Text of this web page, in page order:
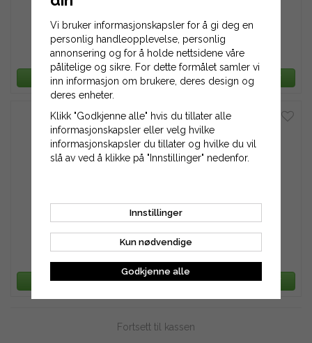
Tannreim 420L-050
324 kr
LEGG TIL HANDLEKURV
408 kr
LEGG TIL HANDLEKURV
486 kr
LEGG TIL HANDLEKURV
647 kr
LEGG TIL HANDLEKURV
Fortsett til kassen
Vi bruker informasjonskapsler for å gi deg en
personlig handleopplevelse, personlig
annonsering og for å holde nettsidene våre
pålitelige og sikre. For dette formålet samler vi
inn informasjon om brukere, deres design og
deres enheter.
Klikk "Godkjenne alle" hvis du tillater alle
informasjonskapsler eller velg hvilke
informasjonskapsler du tillater og hvilke du vil
slå av ved å klikke på "Innstillinger" nedenfor.
Innstillinger
Kun nødvendige
Godkjenne alle